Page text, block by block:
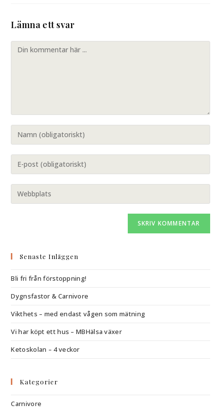
Lämna ett svar
Senaste Inläggen
Bli fri från förstoppning!
Dygnsfastor & Carnivore
Vikthets – med endast vågen som mätning
Vi har köpt ett hus – MBHälsa växer
Ketoskolan – 4 veckor
Kategorier
Carnivore